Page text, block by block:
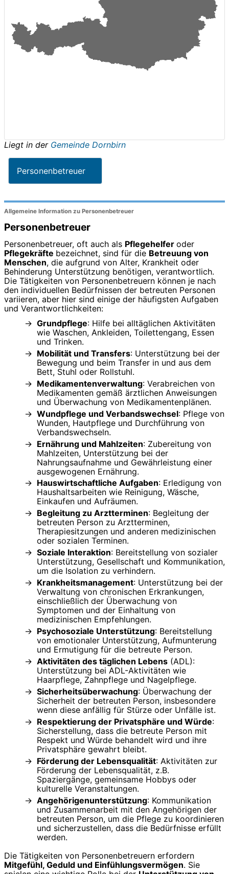
Liegt in der Gemeinde Dornbirn
Personenbetreuer
Allgemeine Information zu Personenbetreuer
Personenbetreuer
Personenbetreuer, oft auch als Pflegehelfer oder
Pflegekräfte bezeichnet, sind für die Betreuung von
Menschen, die aufgrund von Alter, Krankheit oder
Behinderung Unterstützung benötigen, verantwortlich.
Die Tätigkeiten von Personenbetreuern können je nach
den individuellen Bedürfnissen der betreuten Personen
variieren, aber hier sind einige der häufigsten Aufgaben
und Verantwortlichkeiten:
Grundpflege: Hilfe bei alltäglichen Aktivitäten
wie Waschen, Ankleiden, Toilettengang, Essen
und Trinken.
Mobilität und Transfers: Unterstützung bei der
Bewegung und beim Transfer in und aus dem
Bett, Stuhl oder Rollstuhl.
Medikamentenverwaltung: Verabreichen von
Medikamenten gemäß ärztlichen Anweisungen
und Überwachung von Medikamentenplänen.
Wundpflege und Verbandswechsel: Pflege von
Wunden, Hautpflege und Durchführung von
Verbandswechseln.
Ernährung und Mahlzeiten: Zubereitung von
Mahlzeiten, Unterstützung bei der
Nahrungsaufnahme und Gewährleistung einer
ausgewogenen Ernährung.
Hauswirtschaftliche Aufgaben: Erledigung von
Haushaltsarbeiten wie Reinigung, Wäsche,
Einkaufen und Aufräumen.
Begleitung zu Arztterminen: Begleitung der
betreuten Person zu Arztterminen,
Therapiesitzungen und anderen medizinischen
oder sozialen Terminen.
Soziale Interaktion: Bereitstellung von sozialer
Unterstützung, Gesellschaft und Kommunikation,
um die Isolation zu verhindern.
Krankheitsmanagement: Unterstützung bei der
Verwaltung von chronischen Erkrankungen,
einschließlich der Überwachung von
Symptomen und der Einhaltung von
medizinischen Empfehlungen.
Psychosoziale Unterstützung: Bereitstellung
von emotionaler Unterstützung, Aufmunterung
und Ermutigung für die betreute Person.
Aktivitäten des täglichen Lebens (ADL):
Unterstützung bei ADL-Aktivitäten wie
Haarpflege, Zahnpflege und Nagelpflege.
Sicherheitsüberwachung: Überwachung der
Sicherheit der betreuten Person, insbesondere
wenn diese anfällig für Stürze oder Unfälle ist.
Respektierung der Privatsphäre und Würde:
Sicherstellung, dass die betreute Person mit
Respekt und Würde behandelt wird und ihre
Privatsphäre gewahrt bleibt.
Förderung der Lebensqualität: Aktivitäten zur
Förderung der Lebensqualität, z.B.
Spaziergänge, gemeinsame Hobbys oder
kulturelle Veranstaltungen.
Angehörigenunterstützung: Kommunikation
und Zusammenarbeit mit den Angehörigen der
betreuten Person, um die Pflege zu koordinieren
und sicherzustellen, dass die Bedürfnisse erfüllt
werden.
Die Tätigkeiten von Personenbetreuern erfordern
Mitgefühl, Geduld und Einfühlungsvermögen. Sie